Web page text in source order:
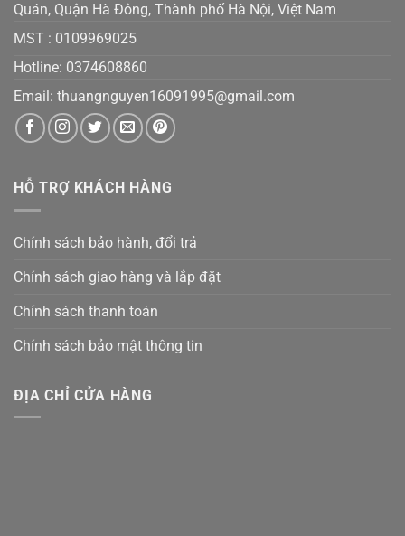
Quán, Quận Hà Đông, Thành phố Hà Nội, Việt Nam
MST : 0109969025
Hotline: 0374608860
Email: thuangnguyen16091995@gmail.com
HỖ TRỢ KHÁCH HÀNG
Chính sách bảo hành, đổi trả
Chính sách giao hàng và lắp đặt
Chính sách thanh toán
Chính sách bảo mật thông tin
ĐỊA CHỈ CỬA HÀNG